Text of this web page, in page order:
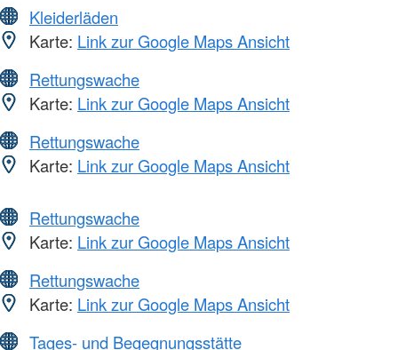
Kleiderläden
Karte: Link zur Google Maps Ansicht
Rettungswache
Karte: Link zur Google Maps Ansicht
Rettungswache
Karte: Link zur Google Maps Ansicht
Rettungswache
Karte: Link zur Google Maps Ansicht
Rettungswache
Karte: Link zur Google Maps Ansicht
Tages- und Begegnungsstätte